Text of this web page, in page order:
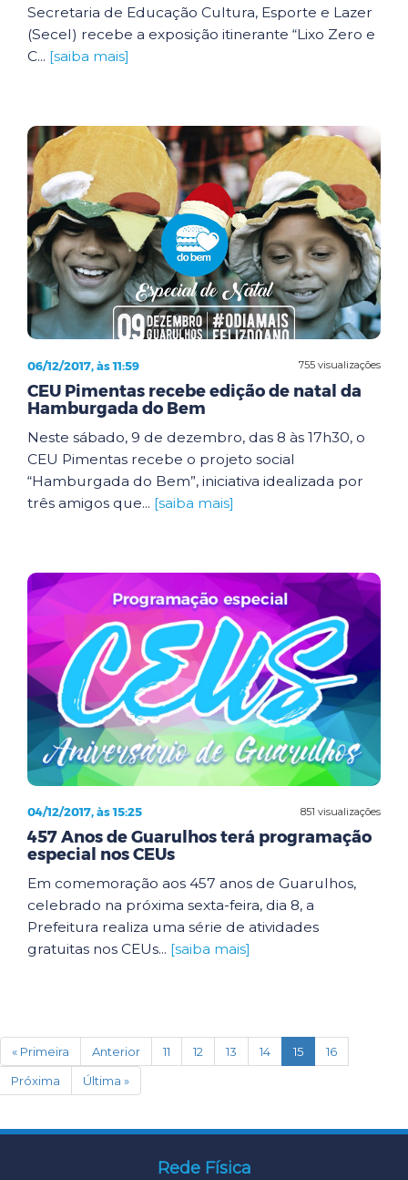
Secretaria de Educação Cultura, Esporte e Lazer
(Secel) recebe a exposição itinerante “Lixo Zero e
C... [saiba mais]
755 visualizações
06/12/2017, às 11:59
CEU Pimentas recebe edição de natal da
Hamburgada do Bem
Neste sábado, 9 de dezembro, das 8 às 17h30, o
CEU Pimentas recebe o projeto social
“Hamburgada do Bem”, iniciativa idealizada por
três amigos que... [saiba mais]
851 visualizações
04/12/2017, às 15:25
457 Anos de Guarulhos terá programação
especial nos CEUs
Em comemoração aos 457 anos de Guarulhos,
celebrado na próxima sexta-feira, dia 8, a
Prefeitura realiza uma série de atividades
gratuitas nos CEUs... [saiba mais]
« Primeira Anterior 11 12 13 14 15(current)
16
Próxima
Última »
Rede Física